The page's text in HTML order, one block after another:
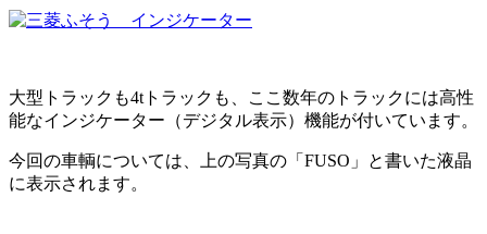
大型トラックも4tトラックも、ここ数年のトラックには高性
能なインジケーター（デジタル表示）機能が付いています。
今回の車輌については、上の写真の「FUSO」と書いた液晶
に表示されます。